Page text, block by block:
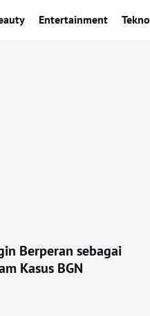
Entertainment Tekno
Berperan sebagai
Kasus BGN